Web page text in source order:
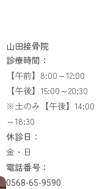
山田接骨院
診療時間：
【午前】8:00～12:00
【午後】15:00～20:30
※土のみ【午後】14:00
～18:30
休診日：
金・日
電話番号：
0568-65-9590